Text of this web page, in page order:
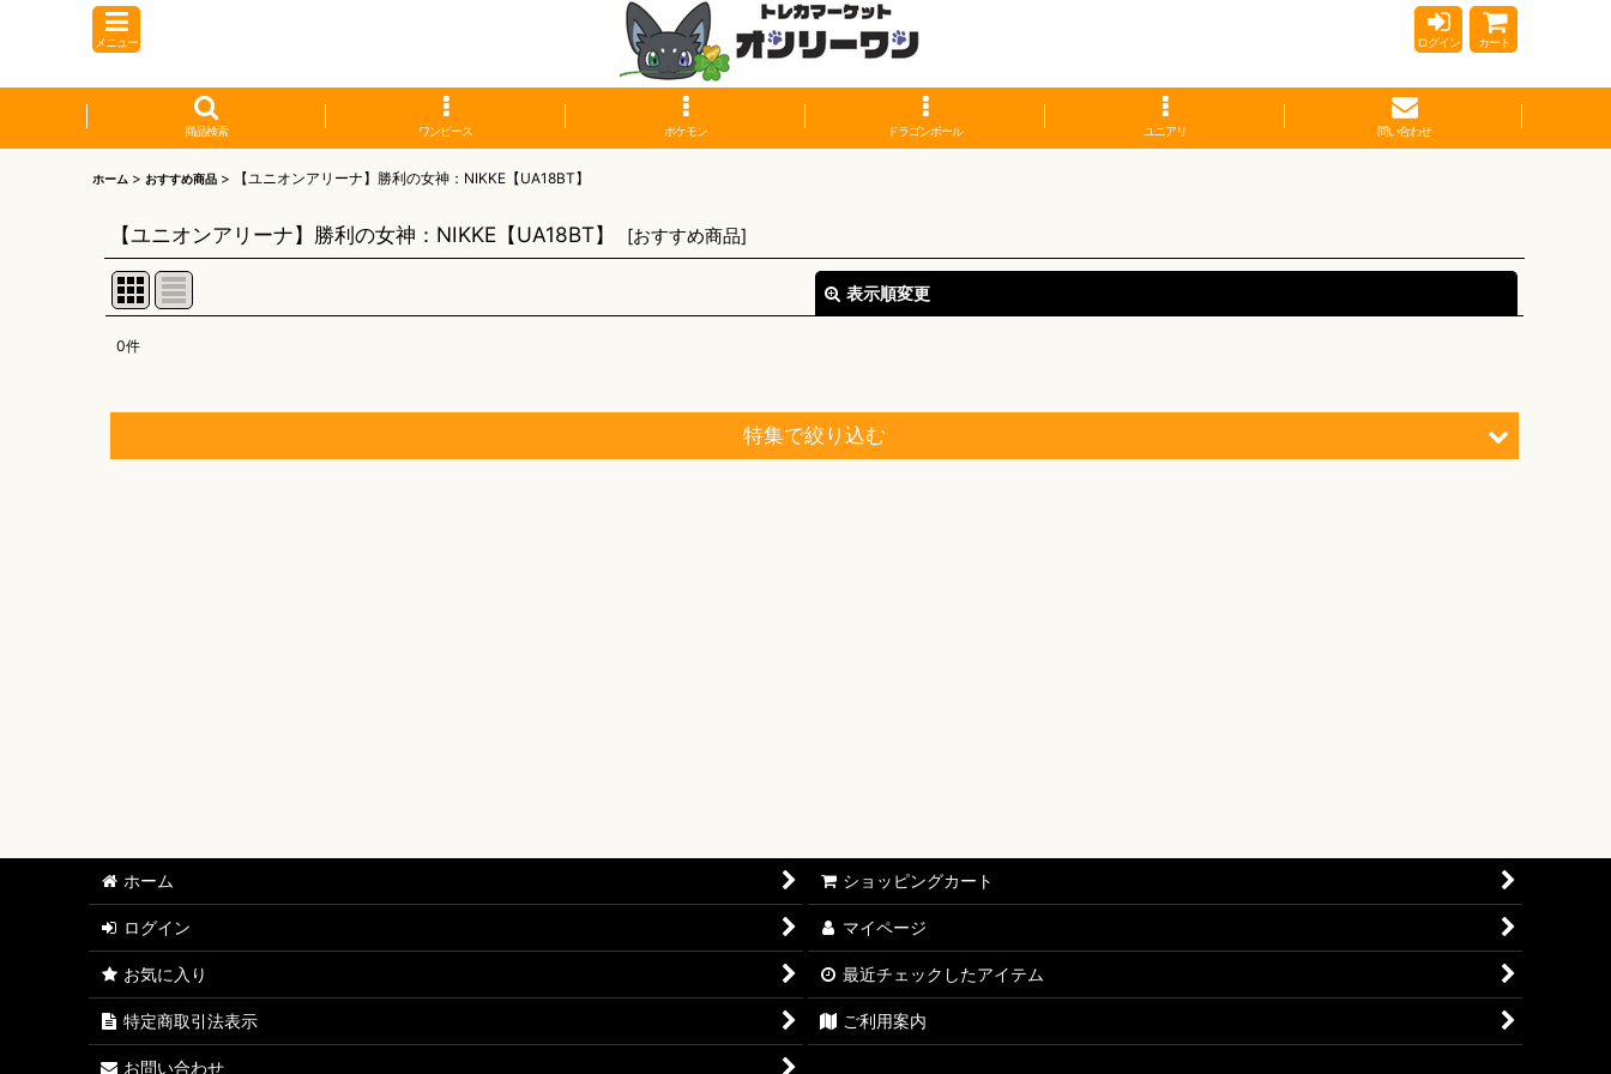
メニュー ログイン カート
商品検索 ワンピース ポケモン ドラゴンボール ユニアリ 問い合わせ
ホーム > おすすめ商品 > 【ユニオンアリーナ】勝利の女神：NIKKE【UA18BT】
【ユニオンアリーナ】勝利の女神：NIKKE【UA18BT】 [おすすめ商品]
表示順変更
0件
特集で絞り込む
【ワンピースカード】エクストラブースター ONE PIECE Heroines Edition【EB-03】
【ワンピースカード】ブースターパック 受け継がれる意志【OP-13】
【ワンピースカード】プレミアムブースター ONE PIECE CARD THE BEST vol.2【PRB-02】
【ワンピースカード】ブースターパック 師弟の絆【OP-12】
【ワンピースカード】ブースターパック 神速の拳【OP-11】
ホーム ショッピングカート
ログイン マイページ
お気に入り 最近チェックしたアイテム
特定商取引法表示 ご利用案内
お問い合わせ